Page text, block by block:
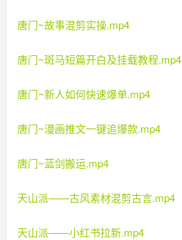
唐门~故事混剪实操.mp4
唐门~斑马短篇开白及挂载教程.mp4
唐门~新人如何快速爆单.mp4
唐门~漫画推文一键追爆款.mp4
唐门~蓝剑搬运.mp4
天山派——古风素材混剪古言.mp4
天山派——小红书拉新.mp4